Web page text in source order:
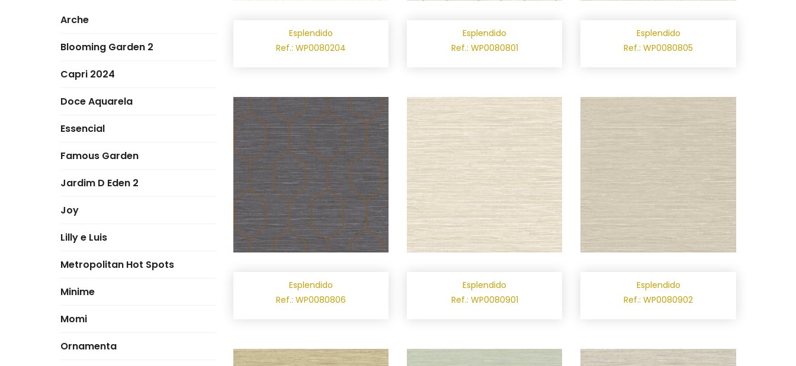
Arche
Blooming Garden 2
Capri 2024
Doce Aquarela
Essencial
Famous Garden
Jardim D Eden 2
Joy
Lilly e Luis
Metropolitan Hot Spots
Minime
Momi
Ornamenta
Esplendido
Ref.: WP0080204
Esplendido
Ref.: WP0080801
Esplendido
Ref.: WP0080805
Esplendido
Ref.: WP0080806
Esplendido
Ref.: WP0080901
Esplendido
Ref.: WP0080902